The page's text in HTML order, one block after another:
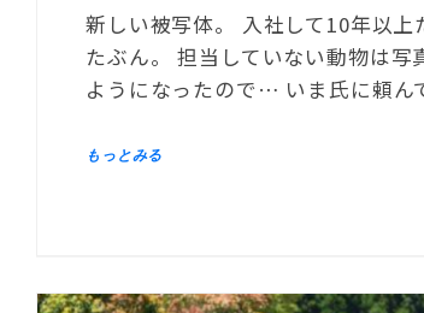
新しい被写体。 入社して10年以上
たぶん。 担当していない動物は
ようになったので… いま氏に頼ん